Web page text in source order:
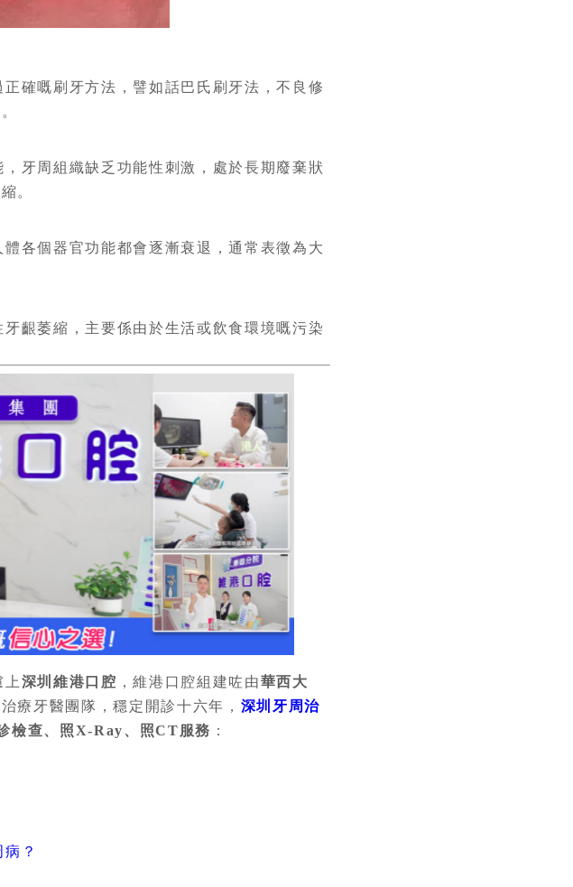
確嘅刷牙方法，譬如話巴氏刷牙法，不良修
牙周組織缺乏功能性刺激，處於長期廢棄狀
。
各個器官功能都會逐漸衰退，通常表徵為大
齦萎縮，主要係由於生活或飲食環境嘅污染
上 深圳維港口腔 ，維港口腔組建咗由華西大
療牙醫團隊，穩定開診十六年， 深圳牙周治
檢查、照X-Ray、照CT服務 ：
？